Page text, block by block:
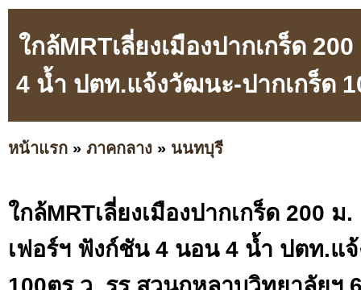
ใกล้MRTเลี่ยงเมืองปากเกร็ด
4 น้ำ ปตท.แจ้งวัฒนะ-ปากเกร็ด
หน้าแรก » ภาคกลาง » นนทบุรี
ใกล้MRTเลี่ยงเมืองปากเกร็ด 200
เฟอร์ฯ ฟังก์ชัน 4 นอน 4 น้ำ ปตท.แ